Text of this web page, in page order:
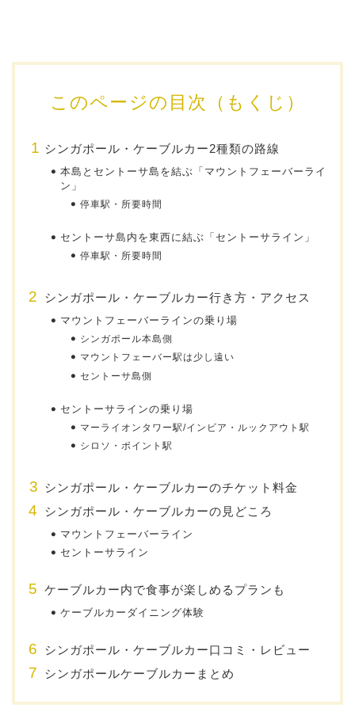
このページの目次（もくじ）
シンガポール・ケーブルカー2種類の路線
本島とセントーサ島を結ぶ「マウントフェーバーライ
ン」
停車駅・所要時間
セントーサ島内を東西に結ぶ「セントーサライン」
停車駅・所要時間
シンガポール・ケーブルカー行き方・アクセス
マウントフェーバーラインの乗り場
シンガポール本島側
マウントフェーバー駅は少し遠い
セントーサ島側
セントーサラインの乗り場
マーライオンタワー駅/インビア・ルックアウト駅
シロソ・ポイント駅
シンガポール・ケーブルカーのチケット料金
シンガポール・ケーブルカーの見どころ
マウントフェーバーライン
セントーサライン
ケーブルカー内で食事が楽しめるプランも
ケーブルカーダイニング体験
シンガポール・ケーブルカー口コミ・レビュー
シンガポールケーブルカーまとめ